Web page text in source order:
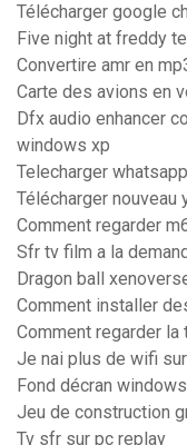
Télécharger google
Five night at freddy
Convertire amr en
Carte des avions en
Dfx audio enhancer
windows xp
Telecharger
Télécharger nouveau
Comment regarder
Sfr tv film a la
Dragon ball
Comment installer
Comment regarder
Je nai plus de wifi
Fond décran
Jeu de construction
Tv sfr sur pc replay